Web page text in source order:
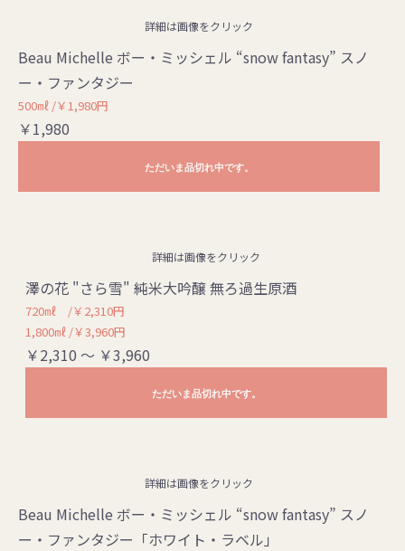
詳細は画像をクリック
Beau Michelle ボー・ミッシェル “snow fantasy” スノ
ー・ファンタジー
500㎖ /￥1,980円
￥1,980
ただいま品切れ中です。
詳細は画像をクリック
澤の花 "さら雪" 純米大吟醸 無ろ過生原酒
720㎖ /￥2,310円
1,800㎖ /￥3,960円
￥2,310 ～ ￥3,960
ただいま品切れ中です。
詳細は画像をクリック
Beau Michelle ボー・ミッシェル “snow fantasy” スノ
ー・ファンタジー「ホワイト・ラベル」